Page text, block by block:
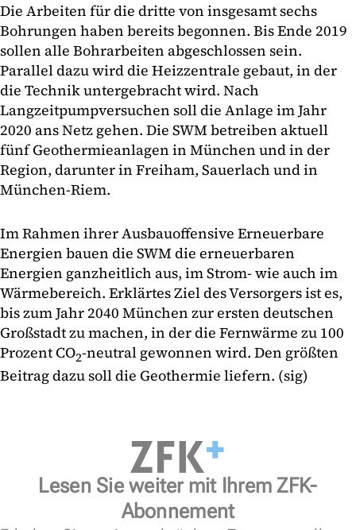
Die Arbeiten für die dritte von insgesamt sechs
Bohrungen haben bereits begonnen. Bis Ende 2019
sollen alle Bohrarbeiten abgeschlossen sein.
Parallel dazu wird die Heizzentrale gebaut, in der
die Technik untergebracht wird. Nach
Langzeitpumpversuchen soll die Anlage im Jahr
2020 ans Netz gehen. Die SWM betreiben aktuell
fünf Geothermieanlagen in München und in der
Region, darunter in Freiham, Sauerlach und in
München-Riem.
Im Rahmen ihrer Ausbauoffensive Erneuerbare
Energien bauen die SWM die erneuerbaren
Energien ganzheitlich aus, im Strom- wie auch im
Wärmebereich. Erklärtes Ziel des Versorgers ist es,
bis zum Jahr 2040 München zur ersten deutschen
Großstadt zu machen, in der die Fernwärme zu 100
Prozent CO2-neutral gewonnen wird. Den größten
Beitrag dazu soll die Geothermie liefern. (sig)
Lesen Sie weiter mit Ihrem ZFK-
Abonnement